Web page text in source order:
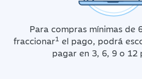
Para compras mínimas de
fraccionar1 el pago, podrá
pagar en 3, 6, 9 o 12